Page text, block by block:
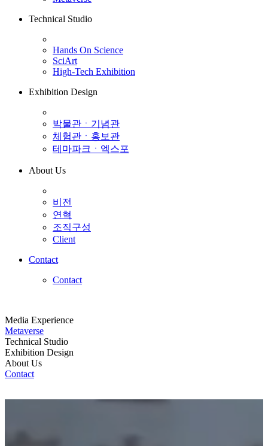
Technical Studio
Hands On Science
SciArt
High-Tech Exhibition
Exhibition Design
박물관ㆍ기념관
체험관ㆍ홍보관
테마파크ㆍ엑스포
About Us
비전
연혁
조직구성
Client
Contact
Contact
Media Experience
Metaverse
Technical Studio
Exhibition Design
About Us
Contact